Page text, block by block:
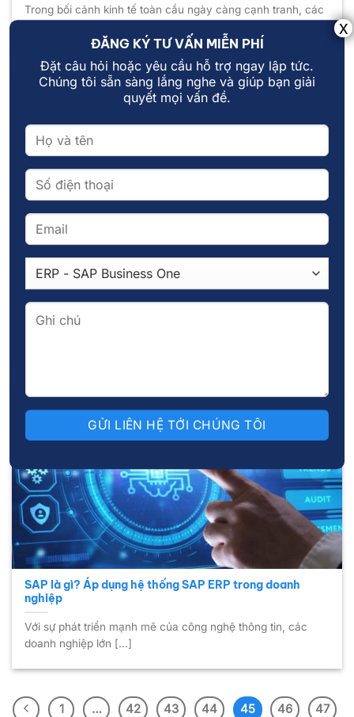
Trong bối cảnh kinh tế toàn cầu ngày càng cạnh tranh, các
Điện toán đám mây – Chìa khóa thúc đẩy chuyển đổi
số cho doanh nghiệp
Trong thời đại công nghệ 4.0, chuyển đổi số không chỉ là xu
SAP là gì? Áp dụng hệ thống SAP ERP trong doanh
nghiệp
Với sự phát triển mạnh mẽ của công nghệ thông tin, các
doanh nghiệp lớn [...]
12
1 … 42 43 44 45 46
47
ĐĂNG KÝ TƯ VẤN MIỄN PHÍ
Đặt câu hỏi hoặc yêu cầu hỗ trợ ngay lập tức.
Chúng tôi sẵn sàng lắng nghe và giúp bạn giải
quyết mọi vấn đề.